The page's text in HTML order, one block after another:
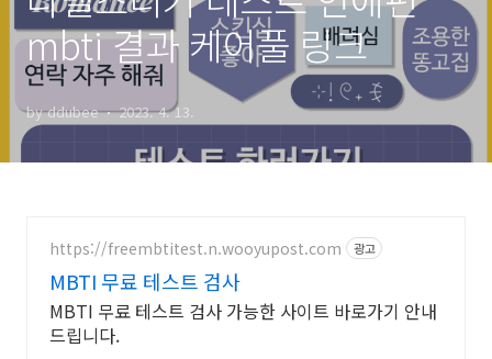
mbti 결과 케어풀 링크
by ddubee 2023. 4. 13.
https://freembtitest.n.wooyupost.com 광고
MBTI 무료 테스트 검사
MBTI 무료 테스트 검사 가능한 사이트 바로가기 안내
드립니다.